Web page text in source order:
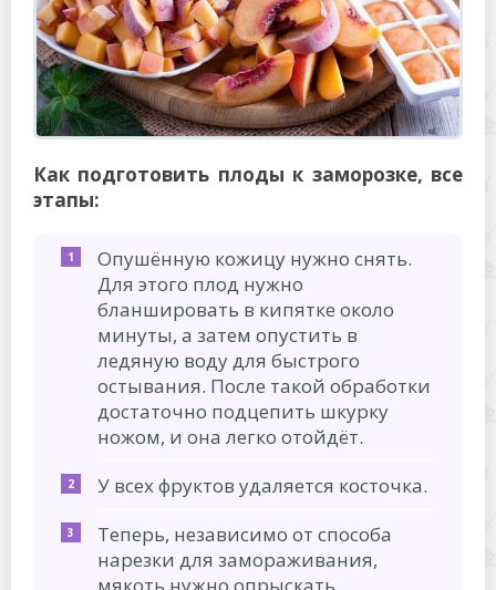
Как подготовить плоды к заморозке, все
этапы:
Опушённую кожицу нужно снять.
Для этого плод нужно
бланшировать в кипятке около
минуты, а затем опустить в
ледяную воду для быстрого
остывания. После такой обработки
достаточно подцепить шкурку
ножом, и она легко отойдёт.
У всех фруктов удаляется косточка.
Теперь, независимо от способа
нарезки для замораживания,
мякоть нужно опрыскать